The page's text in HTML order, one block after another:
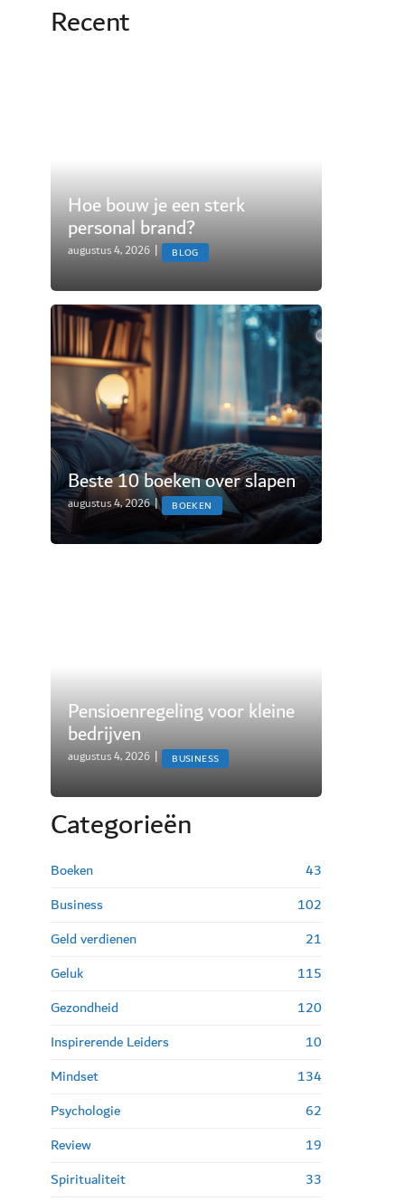
Recent
Hoe bouw je een sterk
personal brand?
augustus 4, 2026 | BLOG
Beste 10 boeken over slapen
augustus 4, 2026 | BOEKEN
Pensioenregeling voor kleine
bedrijven
augustus 4, 2026 | BUSINESS
Categorieën
Boeken
43
Business
102
Geld verdienen
21
Geluk
115
Gezondheid
120
Inspirerende Leiders
10
Mindset
134
Psychologie
62
Review
19
Spiritualiteit
33